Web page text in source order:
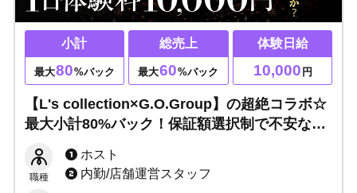
小計
最大80%バック
総売上
最大60%バック
体験日給
10,000 円
【L's collection×G.O.Group】の超絶コラボ☆
最大小計80%バック！保証額選択制で不安な
ミ男子の主人公になれる！
職種
ホスト
内勤/店舗運営スタッフ